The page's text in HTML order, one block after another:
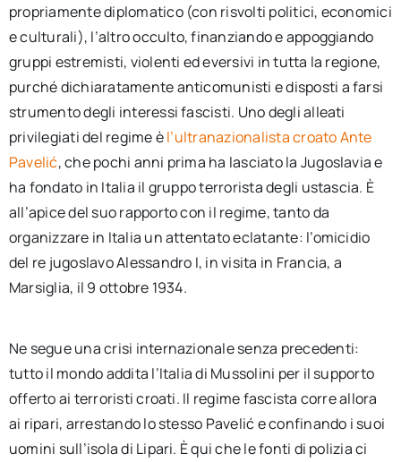
propriamente diplomatico (con risvolti politici, economici
e culturali), l’altro occulto, finanziando e appoggiando
gruppi estremisti, violenti ed eversivi in tutta la regione,
purché dichiaratamente anticomunisti e disposti a farsi
strumento degli interessi fascisti. Uno degli alleati
privilegiati del regime èl’ultranazionalista croato Ante
Pavelić, che pochi anni prima ha lasciato la Jugoslavia e
ha fondato in Italia il gruppo terrorista degli ustascia. È
all’apice del suo rapporto con il regime, tanto da
organizzare in Italia un attentato eclatante: l’omicidio
del re jugoslavo Alessandro I, in visita in Francia, a
Marsiglia, il 9 ottobre 1934.
Ne segue una crisi internazionale senza precedenti:
tutto il mondo addita l’Italia di Mussolini per il supporto
offerto ai terroristi croati. Il regime fascista corre allora
ai ripari, arrestando lo stesso Pavelić e confinando i suoi
uomini sull’isola di Lipari. È qui che le fonti di polizia ci